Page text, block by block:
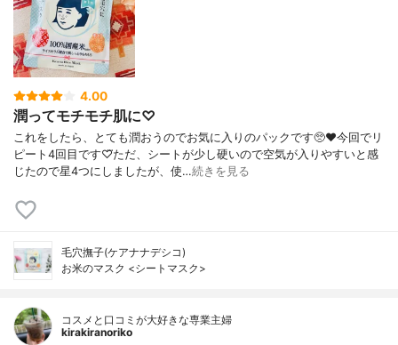
4.00
潤ってモチモチ肌に♡
これをしたら、とても潤おうのでお気に入りのパックです🥺❤今回でリ
ピート4回目です♡⃛ただ、シートが少し硬いので空気が入りやすいと感
じたので星4つにしましたが、使…続きを見る
毛穴撫子(ケアナナデシコ)
お米のマスク <シートマスク>
コスメと口コミが大好きな専業主婦
kirakiranoriko